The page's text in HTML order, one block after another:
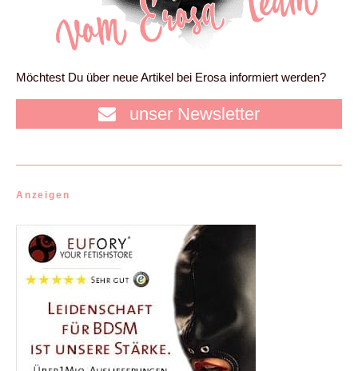
Möchtest Du über neue Artikel bei Erosa informiert werden?
unser Newsletter
Anzeigen